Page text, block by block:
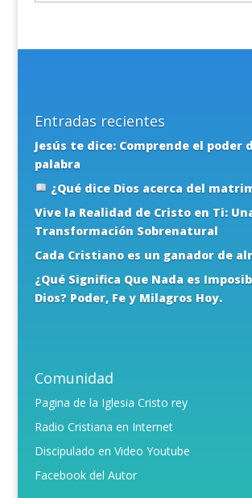
Entradas recientes
Jesús te dice: Comprende el poder
palabra
¿Qué dice Dios acerca del
Vive la Realidad de Cristo en Ti:
Transformación Sobrenatural
Cada Cristiano es un ganador de
¿Qué Significa Que Nada es
Dios? Poder, Fe y Milagros Hoy.
Comunidad
Pagina de la Iglesia Cristo rey
Radio Cristiana en Internet
Discipulado en Video Youtube
Facebook del Autor